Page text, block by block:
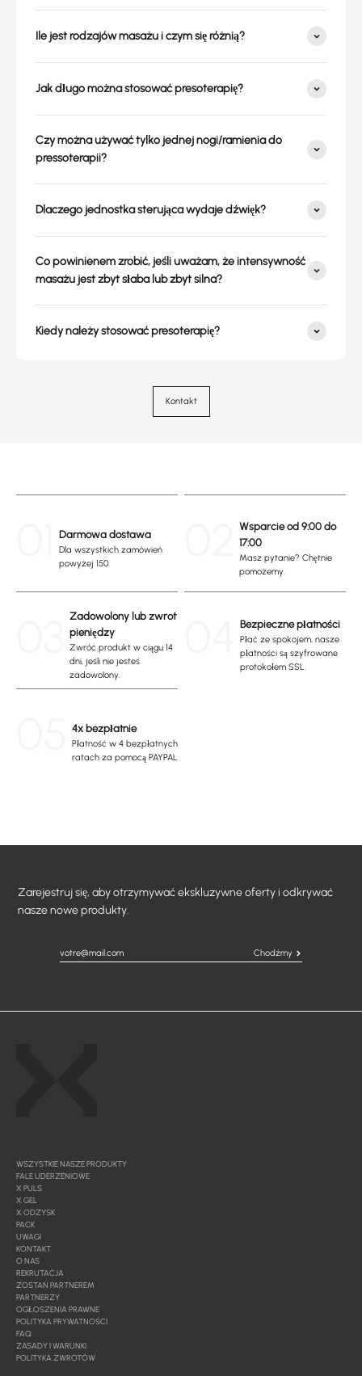
Ile jest rodzajów masażu i czym się różnią?
Jak długo można stosować presoterapię?
Czy można używać tylko jednej nogi/ramienia do
pressoterapii?
Dlaczego jednostka sterująca wydaje dźwięk?
Co powinienem zrobić, jeśli uważam, że intensywność
masażu jest zbyt słaba lub zbyt silna?
Kiedy należy stosować presoterapię?
Kontakt
Darmowa dostawa
Dla wszystkich zamówień
powyżej 150
Wsparcie od 9:00 do
17:00
Masz pytanie? Chętnie
pomożemy.
Zadowolony lub zwrot
pieniędzy
Zwróć produkt w ciągu 14
dni, jeśli nie jesteś
zadowolony.
Bezpieczne płatności
Płać ze spokojem, nasze
płatności są szyfrowane
protokołem SSL.
4x bezpłatnie
Płatność w 4 bezpłatnych
ratach za pomocą PAYPAL
Zarejestruj się, aby otrzymywać ekskluzywne oferty i odkrywać
nasze nowe produkty.
Chodźmy
WSZYSTKIE NASZE PRODUKTY
FALE UDERZENIOWE
X PULS
X GEL
X ODZYSK
PACK
UWAGI
KONTAKT
O NAS
REKRUTACJA
ZOSTAŃ PARTNEREM
PARTNERZY
OGŁOSZENIA PRAWNE
POLITYKA PRYWATNOŚCI
FAQ
ZASADY I WARUNKI
POLITYKA ZWROTÓW